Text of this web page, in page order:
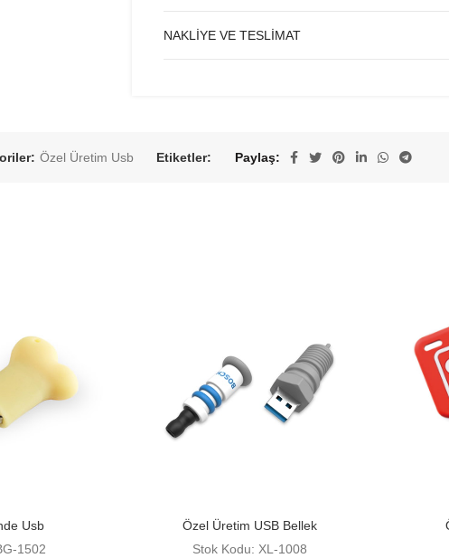
NAKLIYE VE TESLIMAT
Özel Üretim Usb Etiketler: Paylaş
Usb
1502
Özel Üretim USB Bellek
Stok Kodu: XL-1008